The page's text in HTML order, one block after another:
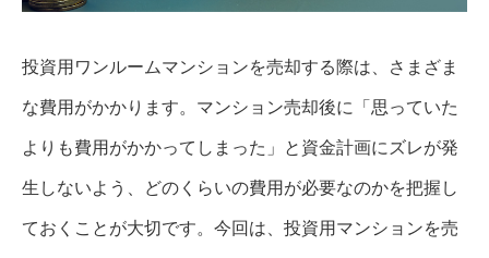
投資用ワンルームマンションを売却する際は、さまざま
な費用がかかります。マンション売却後に「思っていた
よりも費用がかかってしまった」と資金計画にズレが発
生しないよう、どのくらいの費用が必要なのかを把握し
ておくことが大切です。今回は、投資用マンションを売